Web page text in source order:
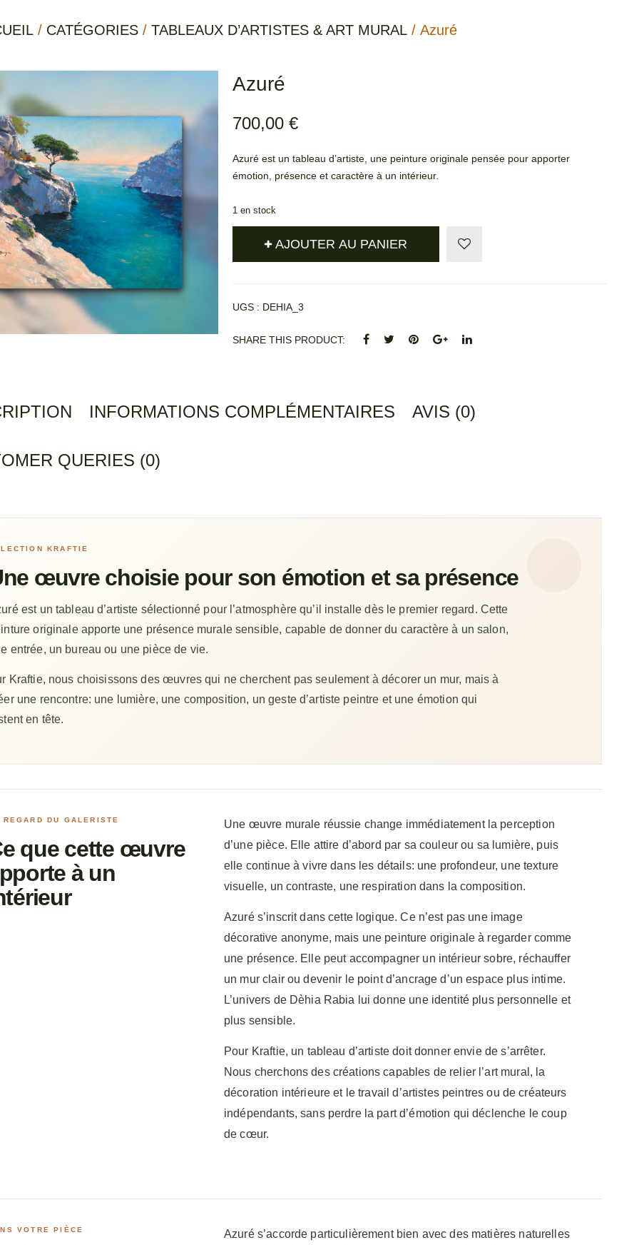
/ CATÉGORIES / TABLEAUX D’ARTISTES & ART MURAL / Azuré
Azuré
700,00€
Azuré est un tableau d’artiste, une peinture originale pensée pour apporter
émotion, présence et caractère à un intérieur.
1 en stock
AJOUTER AU PANIER
UGS : DEHIA_3
SHARE THIS PRODUCT
INFORMATIONS COMPLÉMENTAIRES AVIS (0)
QUERIES (0)
KRAFTIE
œuvre choisie pour son émotion et sa présence
est un tableau d’artiste sélectionné pour l’atmosphère qu’il installe dès le premier regard. Cette
originale apporte une présence murale sensible, capable de donner du caractère à un salon,
entrée, un bureau ou une pièce de vie.
Kraftie, nous choisissons des œuvres qui ne cherchent pas seulement à décorer un mur, mais à
une rencontre: une lumière, une composition, un geste d’artiste peintre et une émotion qui
en tête.
REGARD DU GALERISTE
que cette œuvre
à un
Une œuvre murale réussie change immédiatement la perception
d’une pièce. Elle attire d’abord par sa couleur ou sa lumière, puis
elle continue à vivre dans les détails: une profondeur, une texture
visuelle, un contraste, une respiration dans la composition.
Azuré s’inscrit dans cette logique. Ce n’est pas une image
décorative anonyme, mais une peinture originale à regarder comme
une présence. Elle peut accompagner un intérieur sobre, réchauffer
un mur clair ou devenir le point d’ancrage d’un espace plus intime.
L’univers de Dèhia Rabia lui donne une identité plus personnelle et
plus sensible.
Pour Kraftie, un tableau d’artiste doit donner envie de s’arrêter.
Nous cherchons des créations capables de relier l’art mural, la
décoration intérieure et le travail d’artistes peintres ou de créateurs
indépendants, sans perdre la part d’émotion qui déclenche le coup
de cœur.
VOTRE PIÈCE
Azuré s’accorde particulièrement bien avec des matières naturelles